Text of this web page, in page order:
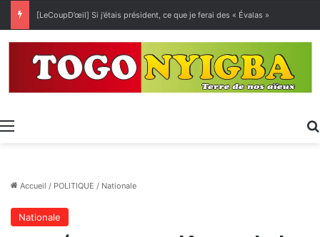
[LeCoupD’œil] Si j’étais président, ce que je ferai des « Évalas »
Menu
Accueil / POLITIQUE / Nationale
Nationale